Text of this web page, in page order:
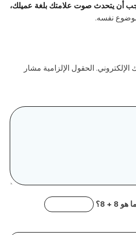
أن يتحدث صوت علامتك بلغة عميلك،
نفسه.
الحقول الإلزامية مشار
ما هو 8 + 8؟